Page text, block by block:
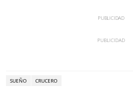
SUEÑO CRUCERO